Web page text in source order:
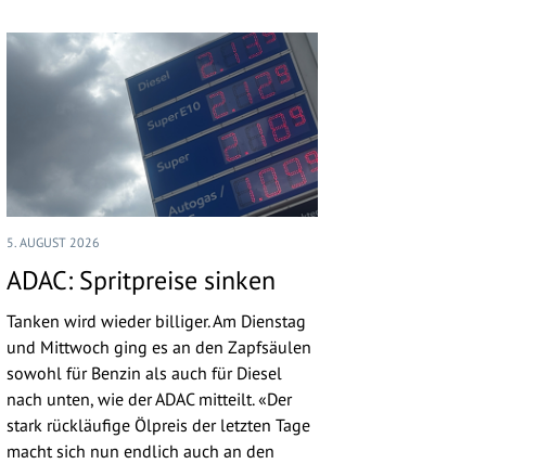
5. AUGUST 2026
ADAC: Spritpreise sinken
Tanken wird wieder billiger. Am Dienstag
und Mittwoch ging es an den Zapfsäulen
sowohl für Benzin als auch für Diesel
nach unten, wie der ADAC mitteilt. «Der
stark rückläufige Ölpreis der letzten Tage
macht sich nun endlich auch an den